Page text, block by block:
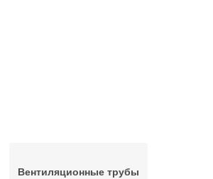
Вентиляционные трубы